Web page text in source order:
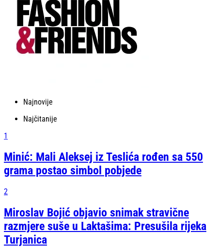
Najnovije
Najčitanije
1
Minić: Mali Aleksej iz Teslića rođen sa 550
grama postao simbol pobjede
2
Miroslav Bojić objavio snimak stravične
razmjere suše u Laktašima: Presušila rijeka
Turjanica